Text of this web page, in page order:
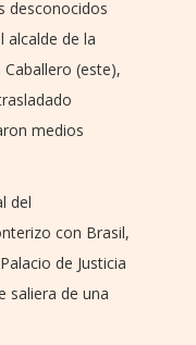
desconocidos
alcalde de la
(este),
medios
del
con Brasil,
de Justicia
saliera de una